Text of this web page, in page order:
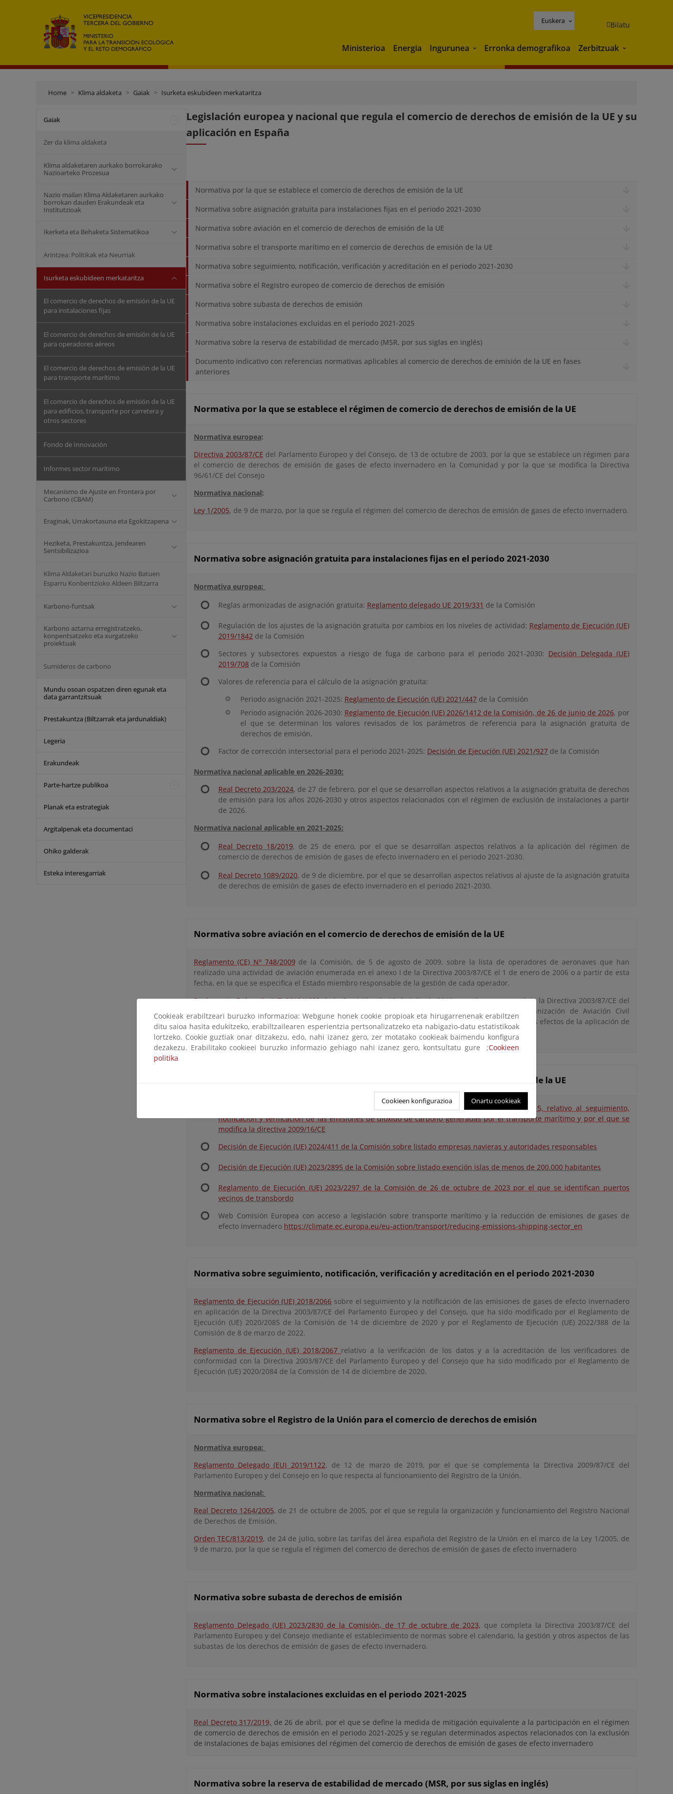
Euskera Bilatu
Ministerioa Energia Ingurunea Ingurunea
Erronka demografikoa Zerbitzuak Zerbitzuak
Home Klima aldaketa Gaiak Isurketa eskubideen merkataritza
Gaiak
Zer da klima aldaketa
Klima aldaketaren aurkako borrokarako
Nazioarteko Prozesua
Nazio mailan Klima Aldaketaren aurkako
borrokan dauden Erakundeak eta
Institutzioak
Ikerketa eta Behaketa Sistematikoa
Arintzea: Politikak eta Neurriak
Isurketa eskubideen merkataritza
El comercio de derechos de emisión de la UE
para instalaciones fijas
El comercio de derechos de emisión de la UE
para operadores aéreos
El comercio de derechos de emisión de la UE
para transporte marítimo
El comercio de derechos de emisión de la UE
para edificios, transporte por carretera y
otros sectores
Fondo de Innovación
Informes sector marítimo
Mecanismo de Ajuste en Frontera por
Carbono (CBAM)
Eraginak, Urrakortasuna eta Egokitzapena
Heziketa, Prestakuntza, Jendearen
Sentsibilizazioa
Klima Aldaketari buruzko Nazio Batuen
Esparru Konbentzioko Aldeen Biltzarra
Karbono-funtsak
Karbono aztarna erregistratzeko,
konpentsatzeko eta xurgatzeko
proiektuak
Sumideros de carbono
Mundu osoan ospatzen diren egunak eta
data garrantzitsuak
Prestakuntza (Biltzarrak eta jardunaldiak)
Legeria
Erakundeak
Parte-hartze publikoa
Planak eta estrategiak
Argitalpenak eta documentaci
Ohiko galderak
Esteka interesgarriak
Legislación europea y nacional que regula el comercio de derechos de emisión de la UE y su
aplicación en España
Normativa por la que se establece el comercio de derechos de emisión de la UE
Normativa sobre asignación gratuita para instalaciones fijas en el periodo 2021-2030
Normativa sobre aviación en el comercio de derechos de emisión de la UE
Normativa sobre el transporte marítimo en el comercio de derechos de emisión de la UE
Normativa sobre seguimiento, notificación, verificación y acreditación en el periodo 2021-2030
Normativa sobre el Registro europeo de comercio de derechos de emisión
Normativa sobre subasta de derechos de emisión
Normativa sobre instalaciones excluidas en el periodo 2021-2025
Normativa sobre la reserva de estabilidad de mercado (MSR, por sus siglas en inglés)
Documento indicativo con referencias normativas aplicables al comercio de derechos de emisión de la UE en fases
anteriores
Normativa por la que se establece el régimen de comercio de derechos de emisión de la UE
Normativa europea:
Directiva 2003/87/CE del Parlamento Europeo y del Consejo, de 13 de octubre de 2003, por la que se establece un régimen para
el comercio de derechos de emisión de gases de efecto invernadero en la Comunidad y por la que se modifica la Directiva
96/61/CE del Consejo
Normativa nacional:
Ley 1/2005, de 9 de marzo, por la que se regula el régimen del comercio de derechos de emisión de gases de efecto invernadero.
Normativa sobre asignación gratuita para instalaciones fijas en el periodo 2021-2030
Normativa europea:
Reglas armonizadas de asignación gratuita: Reglamento delegado UE 2019/331 de la Comisión
Regulación de los ajustes de la asignación gratuita por cambios en los niveles de actividad: Reglamento de Ejecución (UE)
2019/1842 de la Comisión
Sectores y subsectores expuestos a riesgo de fuga de carbono para el periodo 2021-2030: Decisión Delegada (UE)
2019/708 de la Comisión
Valores de referencia para el cálculo de la asignación gratuita:
Periodo asignación 2021-2025: Reglamento de Ejecución (UE) 2021/447 de la Comisión
Periodo asignación 2026-2030: Reglamento de Ejecución (UE) 2026/1412 de la Comisión, de 26 de junio de 2026, por
el que se determinan los valores revisados de los parámetros de referencia para la asignación gratuita de
derechos de emisión.
Factor de corrección intersectorial para el periodo 2021-2025: Decisión de Ejecución (UE) 2021/927 de la Comisión
Normativa nacional aplicable en 2026-2030:
Real Decreto 203/2024, de 27 de febrero, por el que se desarrollan aspectos relativos a la asignación gratuita de derechos
de emisión para los años 2026-2030 y otros aspectos relacionados con el régimen de exclusión de instalaciones a partir
de 2026.
Normativa nacional aplicable en 2021-2025:
Real Decreto 18/2019, de 25 de enero, por el que se desarrollan aspectos relativos a la aplicación del régimen de
comercio de derechos de emisión de gases de efecto invernadero en el periodo 2021-2030.
Real Decreto 1089/2020, de 9 de diciembre, por el que se desarrollan aspectos relativos al ajuste de la asignación gratuita
de derechos de emisión de gases de efecto invernadero en el periodo 2021-2030.
Normativa sobre aviación en el comercio de derechos de emisión de la UE
Reglamento (CE) Nº 748/2009de la Comisión, de 5 de agosto de 2009, sobre la lista de operadores de aeronaves que han
realizado una actividad de aviación enumerada en el anexo I de la Directiva 2003/87/CE el 1 de enero de 2006 o a partir de esta
fecha, en la que se especifica el Estado miembro responsable de la gestión de cada operador.
Reglamento Delegado (UE) 2019/1603de la Comisión, de 18 de julio de 2019, por el que se completa la Directiva 2003/87/CE del
Parlamento Europeo y del Consejo en lo que respecta a las medidas adoptadas por la Organización de Aviación Civil
Internacional para el seguimiento, la notificación y la verificación de las emisiones de la aviación a los efectos de la aplicación de
una medida de mercado mundial.
Normativa sobre el transporte marítimo en el comercio de derechos de emisión de la UE
Reglamento (UE) 2015/757 del Parlamento Europeo y del Consejo, de 29 de abril de 2015, relativo al seguimiento,
notificación y verificación de las emisiones de dióxido de carbono generadas por el transporte marítimo y por el que se
modifica la directiva 2009/16/CE
Decisión de Ejecución (UE) 2024/411 de la Comisión sobre listado empresas navieras y autoridades responsables
Decisión de Ejecución (UE) 2023/2895 de la Comisión sobre listado exención islas de menos de 200.000 habitantes
Reglamento de Ejecución (UE) 2023/2297 de la Comisión de 26 de octubre de 2023 por el que se identifican puertos
vecinos de transbordo
Web Comisión Europea con acceso a legislación sobre transporte marítimo y la reducción de emisiones de gases de
efecto invernadero https://climate.ec.europa.eu/eu-action/transport/reducing-emissions-shipping-sector_en
Normativa sobre seguimiento, notificación, verificación y acreditación en el periodo 2021-2030
Reglamento de Ejecución (UE) 2018/2066 sobre el seguimiento y la notificación de las emisiones de gases de efecto invernadero
en aplicación de la Directiva 2003/87/CE del Parlamento Europeo y del Consejo, que ha sido modificado por el Reglamento de
Ejecución (UE) 2020/2085 de la Comisión de 14 de diciembre de 2020 y por el Reglamento de Ejecución (UE) 2022/388 de la
Comisión de 8 de marzo de 2022.
Reglamento de Ejecución (UE) 2018/2067 relativo a la verificación de los datos y a la acreditación de los verificadores de
conformidad con la Directiva 2003/87/CE del Parlamento Europeo y del Consejo que ha sido modificado por el Reglamento de
Ejecución (UE) 2020/2084 de la Comisión de 14 de diciembre de 2020.
Normativa sobre el Registro de la Unión para el comercio de derechos de emisión
Normativa europea:
Reglamento Delegado (EU) 2019/1122, de 12 de marzo de 2019, por el que se complementa la Directiva 2009/87/CE del
Parlamento Europeo y del Consejo en lo que respecta al funcionamiento del Registro de la Unión.
Normativa nacional:
Real Decreto 1264/2005, de 21 de octubre de 2005, por el que se regula la organización y funcionamiento del Registro Nacional
de Derechos de Emisión.
Orden TEC/813/2019, de 24 de julio, sobre las tarifas del área española del Registro de la Unión en el marco de la Ley 1/2005, de
9 de marzo, por la que se regula el régimen del comercio de derechos de emisión de gases de efecto invernadero
Normativa sobre subasta de derechos de emisión
Reglamento Delegado (UE) 2023/2830 de la Comisión, de 17 de octubre de 2023, que completa la Directiva 2003/87/CE del
Parlamento Europeo y del Consejo mediante el establecimiento de normas sobre el calendario, la gestión y otros aspectos de las
subastas de los derechos de emisión de gases de efecto invernadero.
Normativa sobre instalaciones excluidas en el periodo 2021-2025
Real Decreto 317/2019, de 26 de abril, por el que se define la medida de mitigación equivalente a la participación en el régimen
de comercio de derechos de emisión en el periodo 2021-2025 y se regulan determinados aspectos relacionados con la exclusión
de instalaciones de bajas emisiones del régimen del comercio de derechos de emisión de gases de efecto invernadero
Normativa sobre la reserva de estabilidad de mercado (MSR, por sus siglas en inglés)
Cookieak erabiltzeari buruzko informazioa: Webgune honek cookie propioak eta hirugarrenenak erabiltzen
ditu saioa hasita edukitzeko, erabiltzailearen esperientzia pertsonalizatzeko eta nabigazio-datu estatistikoak
lortzeko. Cookie guztiak onar ditzakezu, edo, nahi izanez gero, zer motatako cookieak baimendu konfigura
dezakezu. Erabilitako cookieei buruzko informazio gehiago nahi izanez gero, kontsultatu gure ;Cookieen
politika
Cookieen konfigurazioa Onartu cookieak